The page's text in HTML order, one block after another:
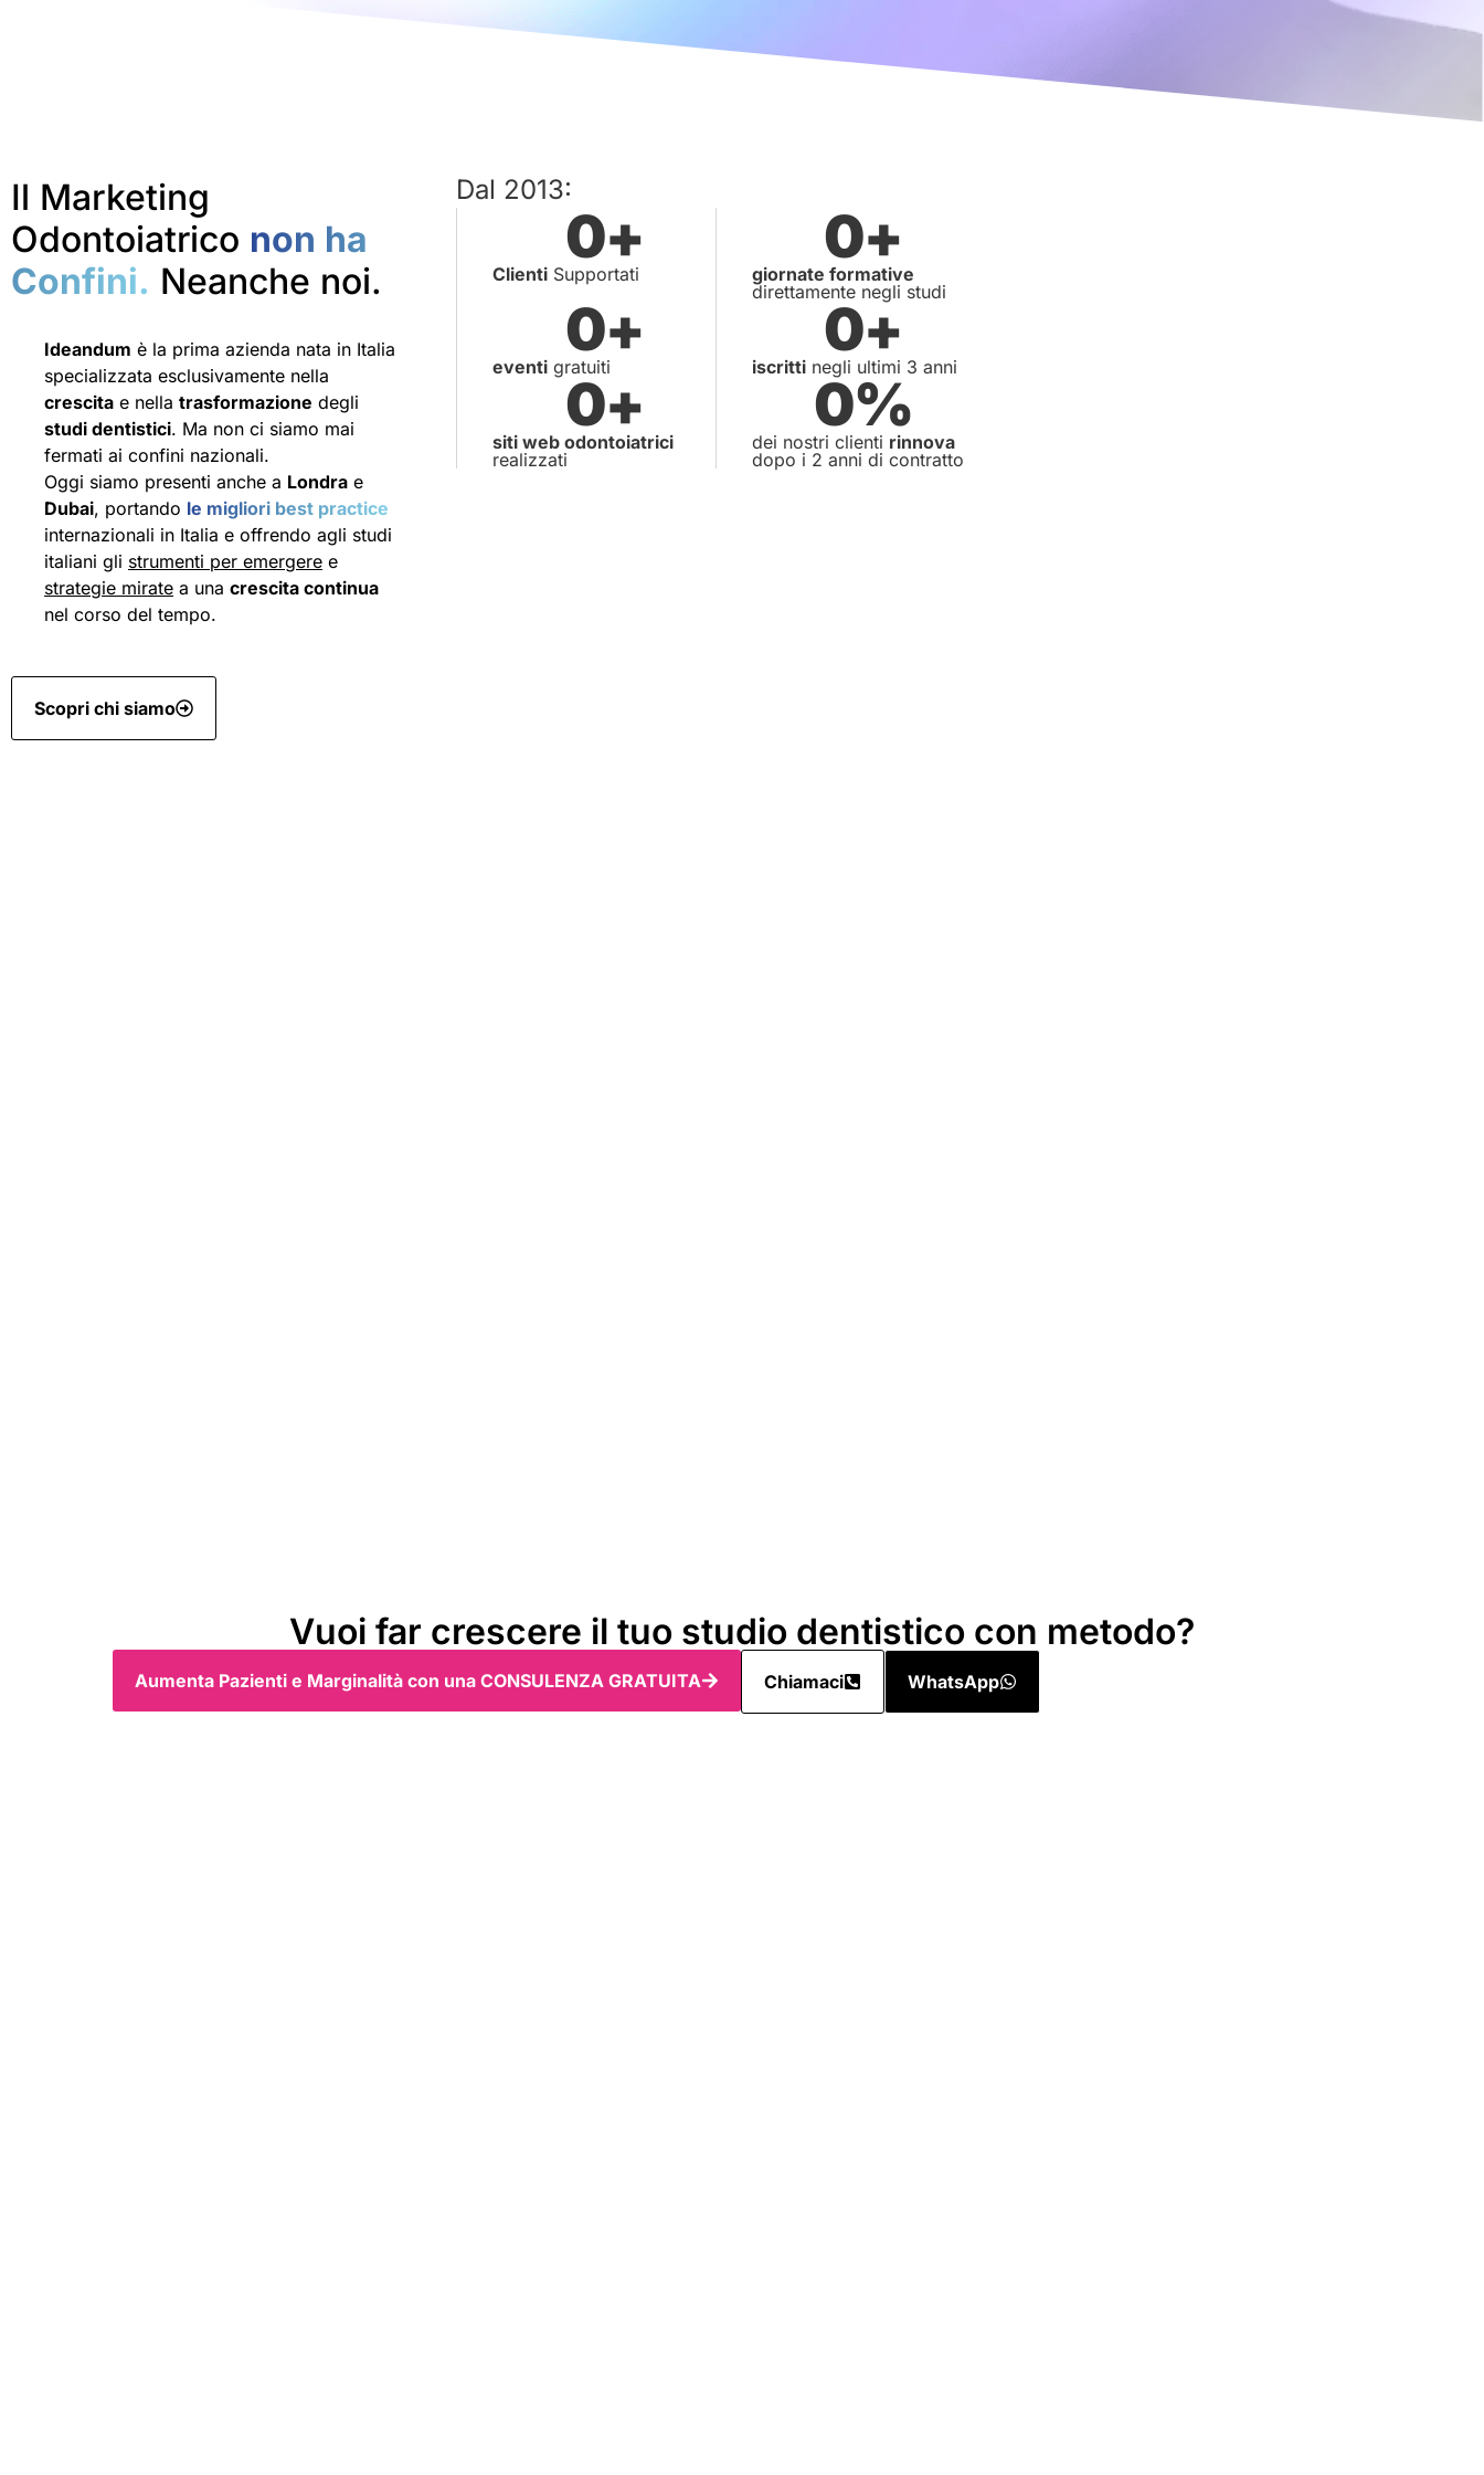
Il Marketing
Odontoiatrico non ha
Confini. Neanche noi.
Ideandum è la prima azienda nata in Italia
specializzata esclusivamente nella
crescita e nella trasformazione degli
studi dentistici. Ma non ci siamo mai
fermati ai confini nazionali.
Oggi siamo presenti anche a Londra e
Dubai, portando le migliori best practice
internazionali in Italia e offrendo agli studi
italiani gli strumenti per emergere e
strategie mirate a una crescita continua
nel corso del tempo.
Scopri chi siamo
Dal 2013:
0+
Clienti Supportati
0+
giornate formative
direttamente negli studi
0+
eventi gratuiti
0+
iscrittinegli ultimi 3 anni
0+
siti web odontoiatrici
realizzati
0%
dei nostri clienti rinnova
dopo i 2 anni di contratto
Vuoi far crescere il tuo studio dentistico con metodo?
Aumenta Pazienti e Marginalità con una CONSULENZA GRATUITA Chiamaci WhatsApp